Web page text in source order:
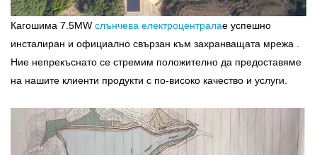
Кагошима 7.5MW слънчева електроцентралае успешно
инсталиран и официално свързан към захранващата мрежа .
Ние непрекъснато се стремим положително да предоставяме
на нашите клиенти продукти с по-високо качество и услуги.